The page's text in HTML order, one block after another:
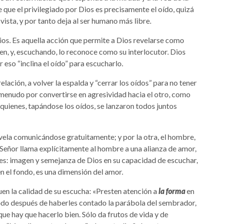
que el privilegiado por Dios es precisamente el oído, quizá
y por tanto deja al ser humano más libre.
Es aquella acción que permite a Dios revelarse como
y, escuchando, lo reconoce como su interlocutor. Dios
“inclina el oído” para escucharlo.
a volver la espalda y “cerrar los oídos” para no tener
por convertirse en agresividad hacia el otro, como
tapándose los oídos, se lanzaron todos juntos
comunicándose gratuitamente; y por la otra, el hombre,
llama explícitamente al hombre a una alianza de amor,
imagen y semejanza de Dios en su capacidad de escuchar,
el fondo, es una dimensión del amor.
la calidad de su escucha: «Presten atención ala formaen
después de haberles contado la parábola del sembrador,
hay que hacerlo bien. Sólo da frutos de vida y de